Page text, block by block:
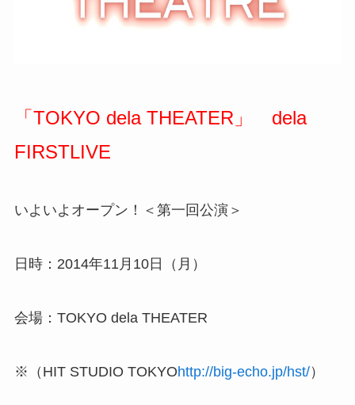
「TOKYO dela THEATER」 dela
FIRSTLIVE
いよいよオープン！＜第一回公演＞
日時：2014年11月10日（月）
会場：TOKYO dela THEATER
※（HIT STUDIO TOKYOhttp://big-echo.jp/hst/）